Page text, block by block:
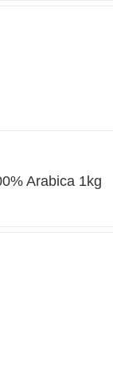
Arabica 1kg